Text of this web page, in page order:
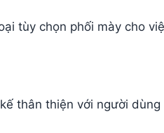
tùy chọn phối mày cho
thân thiện với người